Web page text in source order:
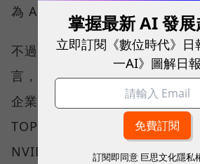
為 AI Agent 可調用的資料節點
不過，劉文義沒有把這條路說得
言，目前 NAS 硬體的 AI 運算
企業期待的應用，可能需要約
TOPS，甚至 1,000 TOPS，因
NVIDIA 顯示卡補足算力；一
掌握最新 AI 發展
立即訂閱《數位時代》日
一AI》圖解日報
訂閱即同意 巨思文化隱私